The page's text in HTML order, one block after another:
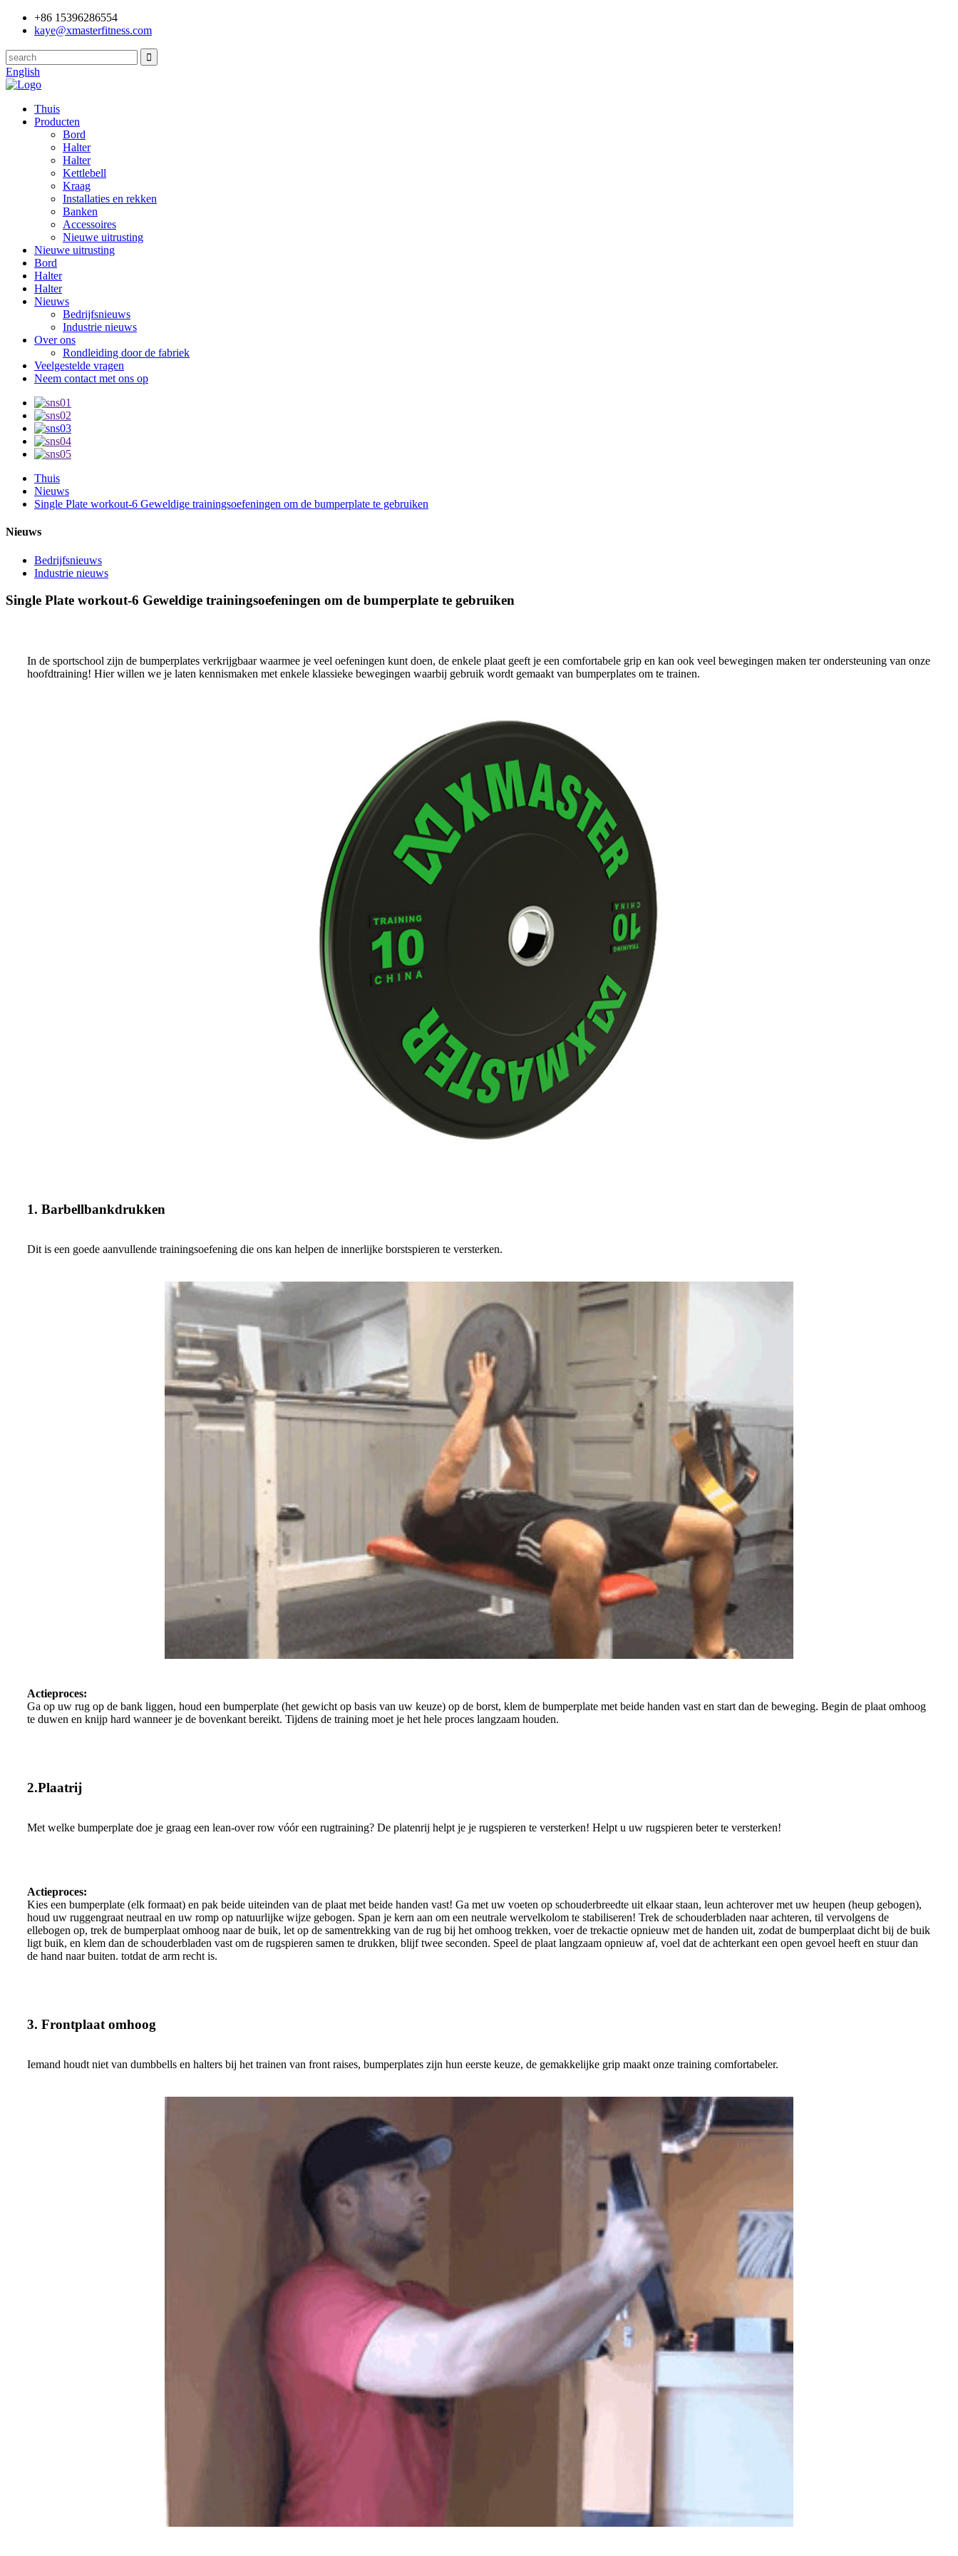
+86 15396286554
kaye@xmasterfitness.com
English
Thuis
Producten
Bord
Halter
Halter
Kettlebell
Kraag
Installaties en rekken
Banken
Accessoires
Nieuwe uitrusting
Nieuwe uitrusting
Bord
Halter
Halter
Nieuws
Bedrijfsnieuws
Industrie nieuws
Over ons
Rondleiding door de fabriek
Veelgestelde vragen
Neem contact met ons op
Thuis
Nieuws
Single Plate workout-6 Geweldige trainingsoefeningen om de bumperplate te gebruiken
Nieuws
Bedrijfsnieuws
Industrie nieuws
Single Plate workout-6 Geweldige trainingsoefeningen om de bumperplate te gebruiken
In de sportschool zijn de bumperplates verkrijgbaar waarmee je veel oefeningen kunt doen, de enkele plaat geeft je een comfortabele grip en kan ook veel bewegingen maken ter ondersteuning van onze
hoofdtraining! Hier willen we je laten kennismaken met enkele klassieke bewegingen waarbij gebruik wordt gemaakt van bumperplates om te trainen.
1. Barbellbankdrukken
Dit is een goede aanvullende trainingsoefening die ons kan helpen de innerlijke borstspieren te versterken.
Actieproces:
Ga op uw rug op de bank liggen, houd een bumperplate (het gewicht op basis van uw keuze) op de borst, klem de bumperplate met beide handen vast en start dan de beweging. Begin de plaat omhoog
te duwen en knijp hard wanneer je de bovenkant bereikt. Tijdens de training moet je het hele proces langzaam houden.
2.Plaatrij
Met welke bumperplate doe je graag een lean-over row vóór een rugtraining? De platenrij helpt je je rugspieren te versterken! Helpt u uw rugspieren beter te versterken!
Actieproces:
Kies een bumperplate (elk formaat) en pak beide uiteinden van de plaat met beide handen vast! Ga met uw voeten op schouderbreedte uit elkaar staan, leun achterover met uw heupen (heup gebogen),
houd uw ruggengraat neutraal en uw romp op natuurlijke wijze gebogen. Span je kern aan om een ​​neutrale wervelkolom te stabiliseren! Trek de schouderbladen naar achteren, til vervolgens de
ellebogen op, trek de bumperplaat omhoog naar de buik, let op de samentrekking van de rug bij het omhoog trekken, voer de trekactie opnieuw met de handen uit, zodat de bumperplaat dicht bij de buik
ligt buik, en klem dan de schouderbladen vast om de rugspieren samen te drukken, blijf twee seconden. Speel de plaat langzaam opnieuw af, voel dat de achterkant een open gevoel heeft en stuur dan
de hand naar buiten. totdat de arm recht is.
3. Frontplaat omhoog
Iemand houdt niet van dumbbells en halters bij het trainen van front raises, bumperplates zijn hun eerste keuze, de gemakkelijke grip maakt onze training comfortabeler.